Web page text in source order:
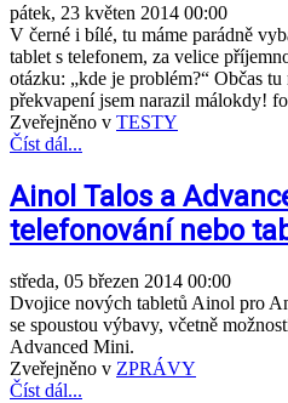
pátek, 23 květen 2014 00:00
V černé i bílé, tu máme parádně
tablet s telefonem, za velice
otázku: „kde je problém?“ Občas
překvapení jsem narazil málokdy!
Zveřejněno v TESTY
Číst dál...
Ainol Talos a
telefonování nebo
středa, 05 březen 2014 00:00
Dvojice nových tabletů Ainol pro
se spoustou výbavy, včetně
Advanced Mini.
Zveřejněno v ZPRÁVY
Číst dál...